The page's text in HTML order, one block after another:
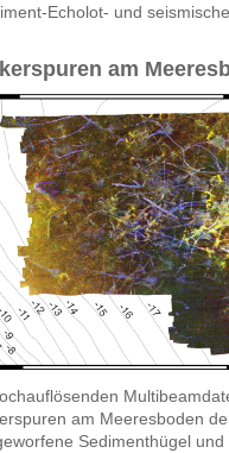
Echolot- und
am
am Meeresboden
Sedimenthügel